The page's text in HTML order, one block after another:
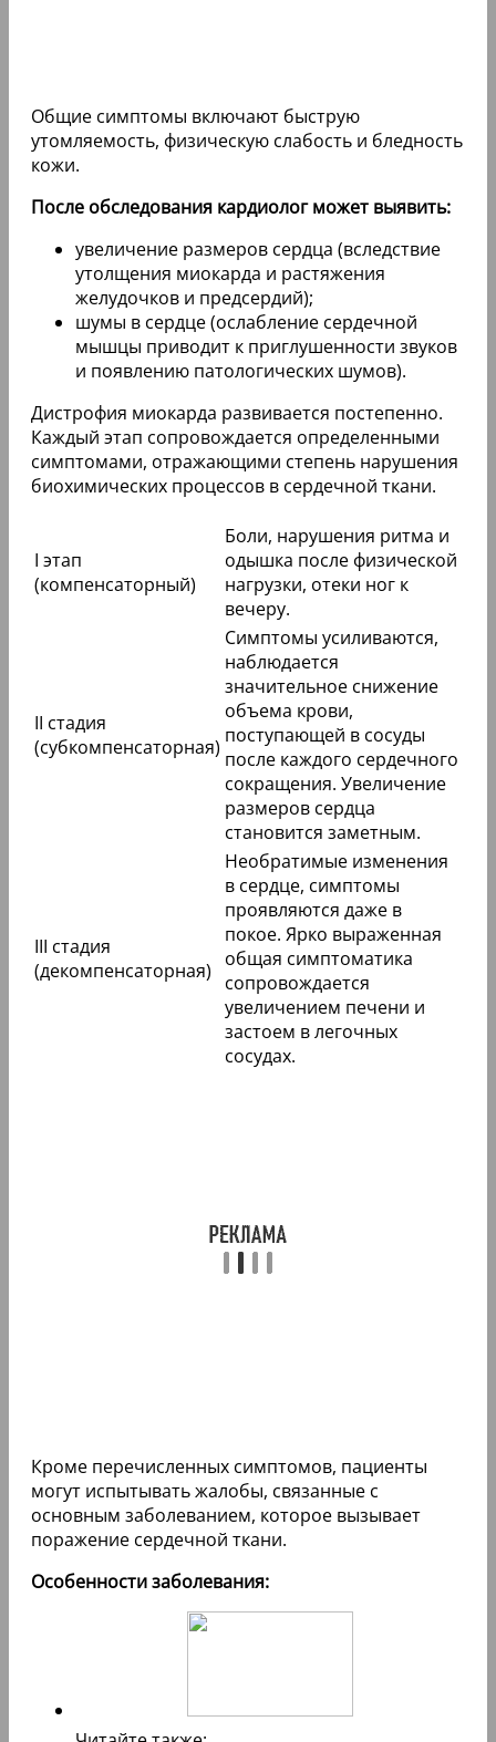
Общие симптомы включают быструю
утомляемость, физическую слабость и бледность
кожи.
После обследования кардиолог может выявить:
увеличение размеров сердца (вследствие
утолщения миокарда и растяжения
желудочков и предсердий);
шумы в сердце (ослабление сердечной
мышцы приводит к приглушенности звуков
и появлению патологических шумов).
Дистрофия миокарда развивается постепенно.
Каждый этап сопровождается определенными
симптомами, отражающими степень нарушения
биохимических процессов в сердечной ткани.
I этап
(компенсаторный)
Боли, нарушения ритма и
одышка после физической
нагрузки, отеки ног к
вечеру.
II стадия
(субкомпенсаторная)
Симптомы усиливаются,
наблюдается
значительное снижение
объема крови,
поступающей в сосуды
после каждого сердечного
сокращения. Увеличение
размеров сердца
становится заметным.
III стадия
(декомпенсаторная)
Необратимые изменения
в сердце, симптомы
проявляются даже в
покое. Ярко выраженная
общая симптоматика
сопровождается
увеличением печени и
застоем в легочных
сосудах.
Кроме перечисленных симптомов, пациенты
могут испытывать жалобы, связанные с
основным заболеванием, которое вызывает
поражение сердечной ткани.
Особенности заболевания: